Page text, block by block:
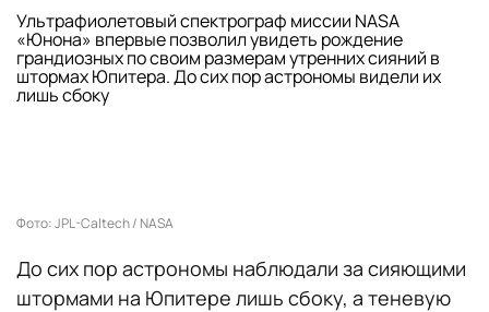
Ультрафиолетовый спектрограф миссии NASA
«Юнона» впервые позволил увидеть рождение
грандиозных по своим размерам утренних сияний в
штормах Юпитера. До сих пор астрономы видели их
лишь сбоку
Фото: JPL-Caltech / NASA
До сих пор астрономы наблюдали за сияющими
штормами на Юпитере лишь сбоку, а теневую